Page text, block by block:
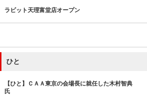
ラビット天理富堂店オープン
ひと
【ひと】ＣＡＡ東京の会場長に就任した木村智典
氏